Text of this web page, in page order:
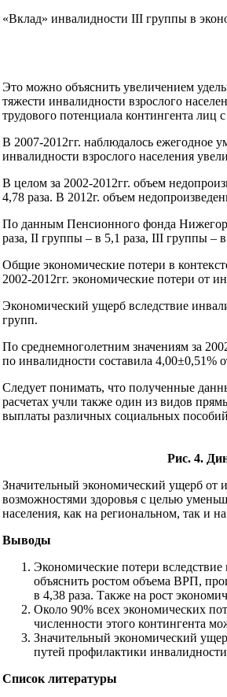
«Вклад» инвалидности III группы в
Это можно объяснить увеличением
тяжести инвалидности взрослого
трудового потенциала контингента
В 2007-2012гг. наблюдалось ежегодное
инвалидности взрослого населения
В целом за 2002-2012гг. объем
4,78 раза. В 2012г. объем
По данным Пенсионного фонда
раза, II группы – в 5,1 раза, III группы –
Общие экономические потери в
2002-2012гг. экономические потери от
Экономический ущерб вследствие
групп.
По среднемноголетним значениям за
по инвалидности составила 4,00±0,51%
Следует понимать, что полученные
расчетах учли также один из видов
выплаты различных социальных
Рис. 4.
Значительный экономический ущерб от
возможностями здоровья с целью
населения, как на региональном, так и
Выводы
Экономические потери
объяснить ростом объема ВРП,
в 4,38 раза. Также на рост
Около 90% всех экономических
численности этого контингента
Значительный экономический
путей профилактики
Список литературы